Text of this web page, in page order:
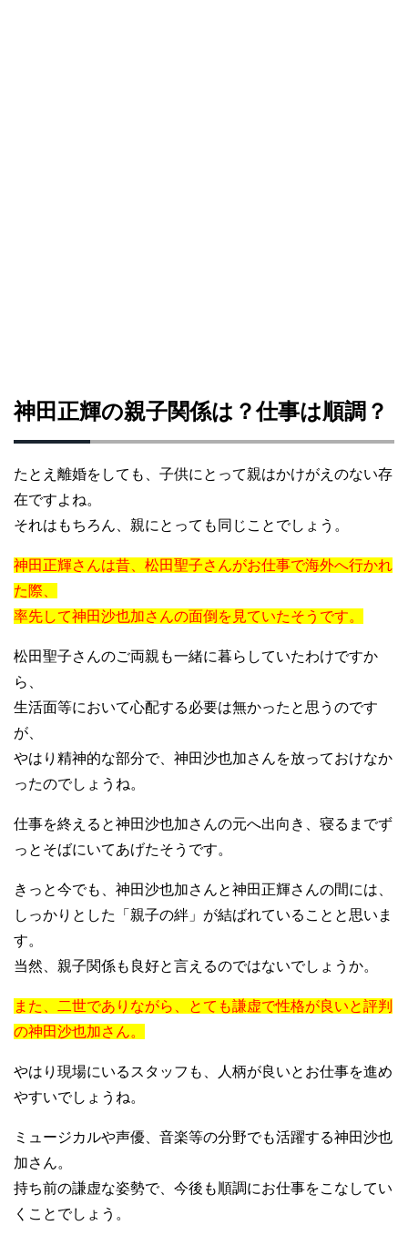
神田正輝の親子関係は？仕事は順調？
たとえ離婚をしても、子供にとって親はかけがえのない存
在ですよね。
それはもちろん、親にとっても同じことでしょう。
神田正輝さんは昔、松田聖子さんがお仕事で海外へ行かれ
た際、
率先して神田沙也加さんの面倒を見ていたそうです。
松田聖子さんのご両親も一緒に暮らしていたわけですか
ら、
生活面等において心配する必要は無かったと思うのです
が、
やはり精神的な部分で、神田沙也加さんを放っておけなか
ったのでしょうね。
仕事を終えると神田沙也加さんの元へ出向き、寝るまでず
っとそばにいてあげたそうです。
きっと今でも、神田沙也加さんと神田正輝さんの間には、
しっかりとした「親子の絆」が結ばれていることと思いま
す。
当然、親子関係も良好と言えるのではないでしょうか。
また、二世でありながら、とても謙虚で性格が良いと評判
の神田沙也加さん。
やはり現場にいるスタッフも、人柄が良いとお仕事を進め
やすいでしょうね。
ミュージカルや声優、音楽等の分野でも活躍する神田沙也
加さん。
持ち前の謙虚な姿勢で、今後も順調にお仕事をこなしてい
くことでしょう。